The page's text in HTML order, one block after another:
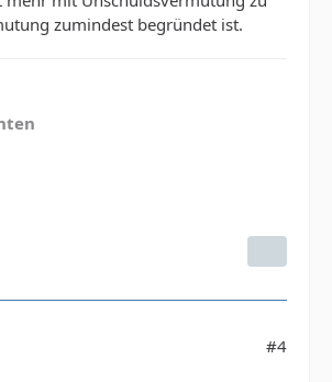
zumindest begründet ist.
#4